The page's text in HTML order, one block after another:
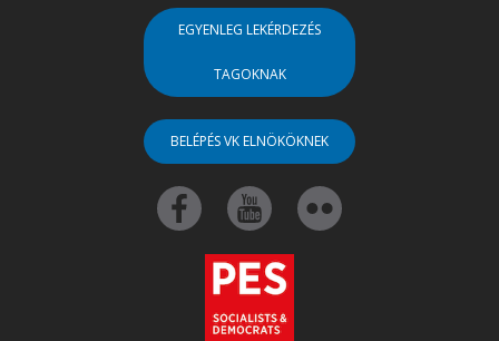
EGYENLEG LEKÉRDEZÉS
TAGOKNAK
BELÉPÉS VK ELNÖKÖKNEK